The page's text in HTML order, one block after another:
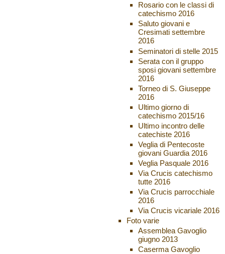
Rosario con le classi di
catechismo 2016
Saluto giovani e
Cresimati settembre
2016
Seminatori di stelle 2015
Serata con il gruppo
sposi giovani settembre
2016
Torneo di S. Giuseppe
2016
Ultimo giorno di
catechismo 2015/16
Ultimo incontro delle
catechiste 2016
Veglia di Pentecoste
giovani Guardia 2016
Veglia Pasquale 2016
Via Crucis catechismo
tutte 2016
Via Crucis parrocchiale
2016
Via Crucis vicariale 2016
Foto varie
Assemblea Gavoglio
giugno 2013
Caserma Gavoglio